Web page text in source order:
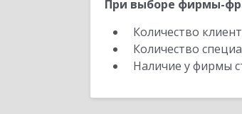
При выборе фирмы-
Количество
Количество
Наличие у фирмы